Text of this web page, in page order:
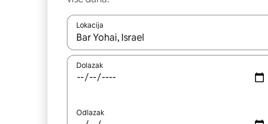
Lokacija
Kada budu dostupni rezultati, moći ćete ih
Dolazak
Odlazak